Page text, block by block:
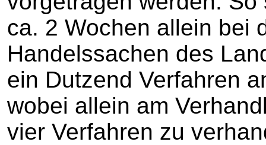
ca. 2 Wochen allein bei
Handelssachen des
ein Dutzend Verfahren
wobei allein am
vier Verfahren zu